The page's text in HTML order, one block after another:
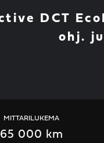
DCT
ohj.
MITTARILUKEMA
65 000 km